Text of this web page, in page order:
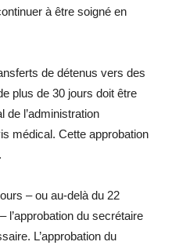
à être soigné en
de détenus vers des
plus de 30 jours doit être
de l’administration
médical. Cette approbation
– ou au-delà du 22
l’approbation du secrétaire
L’approbation du